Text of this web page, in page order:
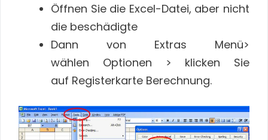
Öffnen Sie die Excel-Datei, aber nicht
die beschädigte
Dann von Extras Menü>
wählen Optionen > klicken Sie
auf Registerkarte Berechnung.